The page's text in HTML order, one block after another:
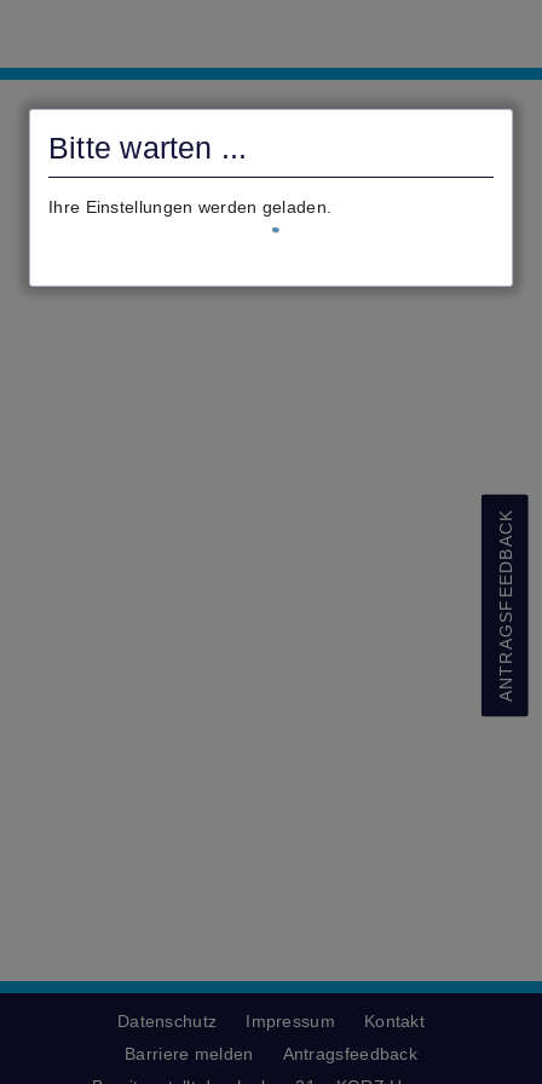
Bitte warten ...
Ihre Einstellungen werden geladen.
Trebur
ANTRAGSFEEDBACK
Datenschutz Impressum
Kontakt
Barriere melden
Antragsfeedback